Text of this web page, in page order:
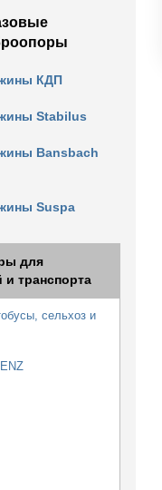
КДП
Stabilus
Bansbach
Suspa
для
транспорта
сельхоз и